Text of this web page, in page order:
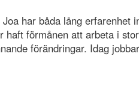
har båda lång erfarenhet
haft förmånen att arbeta i
förändringar. Idag